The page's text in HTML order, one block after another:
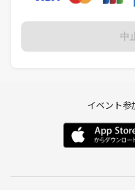
中
イベント参